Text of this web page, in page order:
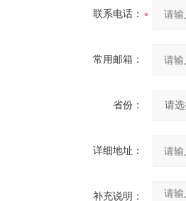
联系电话：
常用邮箱：
省份：
详细地址：
补充说明：